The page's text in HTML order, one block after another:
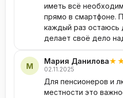
иметь всё
прямо в смартфоне.
каждый раз
делает своё дело
М Мария Данилова
02.11.2025
Для пенсионеров и
местности это